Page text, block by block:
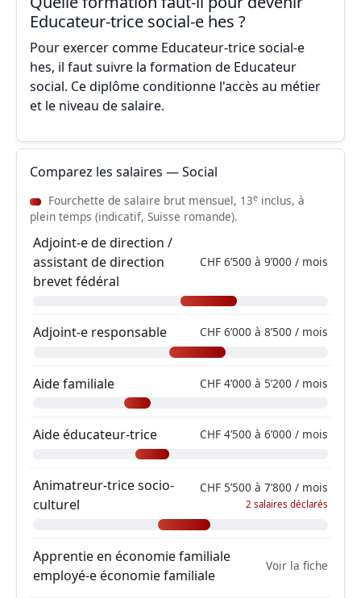
Educateur-trice social-e hes ?
Pour exercer comme Educateur-trice social-e
hes, il faut suivre la formation de Educateur
social. Ce diplôme conditionne l'accès au métier
et le niveau de salaire.
Comparez les salaires — Social
Fourchette de salaire brut mensuel, 13e inclus, à
plein temps (indicatif, Suisse romande).
Adjoint-e de direction /
assistant de direction
brevet fédéral
CHF 6’500 à 9’000 / mois
Adjoint-e responsable CHF 6’000 à 8’500 / mois
Aide familiale CHF 4’000 à 5’200 / mois
Aide éducateur-trice CHF 4’500 à 6’000 / mois
Animatreur-trice socio-
culturel
CHF 5’500 à 7’800 / mois
2 salaires déclarés
Apprentie en économie familiale
employé-e économie familiale
Voir la fiche